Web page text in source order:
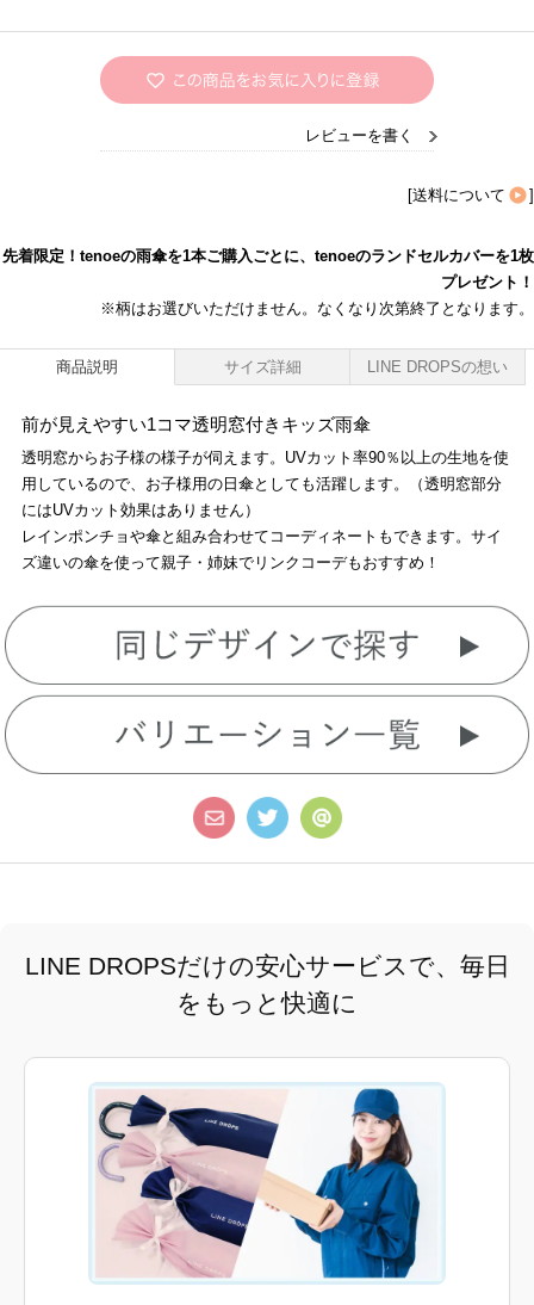
レビューを書く
[送料について ]
先着限定！tenoeの雨傘を1本ご購入ごとに、tenoeのランドセルカバーを1枚
プレゼント！
※柄はお選びいただけません。なくなり次第終了となります。
商品説明 サイズ詳細 LINE DROPSの想い
前が見えやすい1コマ透明窓付きキッズ雨傘
透明窓からお子様の様子が伺えます。UVカット率90％以上の生地を使
用しているので、お子様用の日傘としても活躍します。（透明窓部分
にはUVカット効果はありません）
レインポンチョや傘と組み合わせてコーディネートもできます。サイ
ズ違いの傘を使って親子・姉妹でリンクコーデもおすすめ！
LINE DROPSだけの安心サービスで、毎日
をもっと快適に